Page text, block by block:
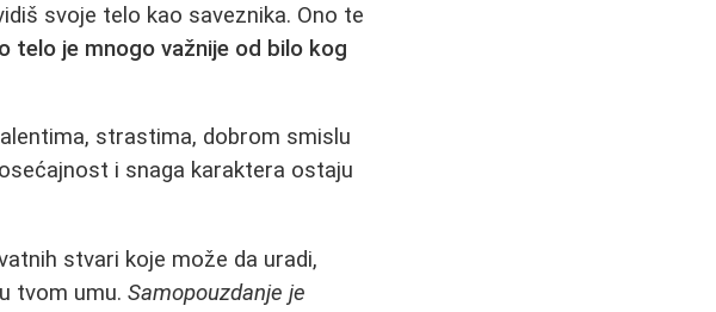
svoje telo kao saveznika. Ono te
telo je mnogo važnije od bilo kog
strastima, dobrom smislu
i snaga karaktera ostaju
stvari koje može da uradi,
tvom umu.Samopouzdanje je